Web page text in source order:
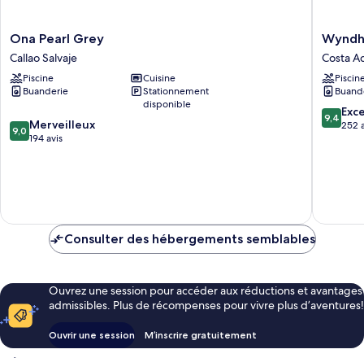
Ona
Pearl
Grey
Callao
Salvaje
Ona Pearl Grey
Callao Salvaje
Piscine
Cuisine
Buanderie
Stationnement
disponible
9.0
sur
9,0 Merveilleux
194 avis
Costa
Adeje
Costa
Adeje
Costa
9.4
sur
9,4
252
Consulter des hébergements semblables
Ouvrez une session pour accéder aux réductions et avantages
admissibles. Plus de récompenses pour vivre plus d’aventures!
Ouvrir une session M’inscrire gratuitement